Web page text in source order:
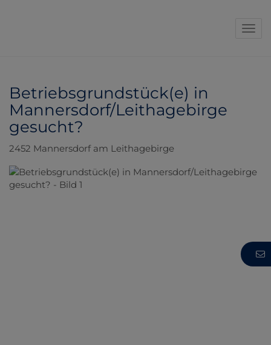
Betriebsgrundstück(e) in
Mannersdorf/Leithagebirge
gesucht?
2452 Mannersdorf am Leithagebirge